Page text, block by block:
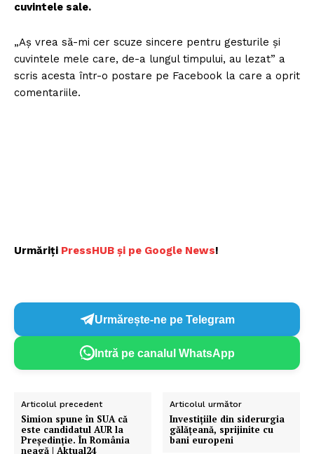
cuvintele sale.
„Aș vrea să-mi cer scuze sincere pentru gesturile și
cuvintele mele care, de-a lungul timpului, au lezat” a
scris acesta într-o postare pe Facebook la care a oprit
comentariile.
Urmăriți PressHUB și pe Google News!
Urmărește-ne pe Telegram
Intră pe canalul WhatsApp
Articolul precedent
Simion spune în SUA că
este candidatul AUR la
Președinție. În România
neagă | Aktual24
Articolul următor
Investițiile din siderurgia
gălățeană, sprijinite cu
bani europeni